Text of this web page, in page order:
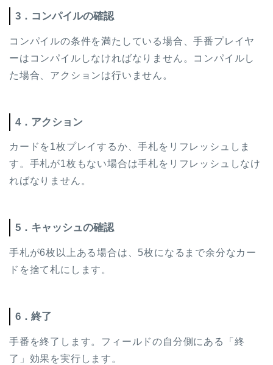
3．コンパイルの確認
コンパイルの条件を満たしている場合、手番プレイヤ
ーはコンパイルしなければなりません。コンパイルし
た場合、アクションは行いません。
4．アクション
カードを1枚プレイするか、手札をリフレッシュしま
す。手札が1枚もない場合は手札をリフレッシュしなけ
ればなりません。
5．キャッシュの確認
手札が6枚以上ある場合は、5枚になるまで余分なカー
ドを捨て札にします。
6．終了
手番を終了します。フィールドの自分側にある「終
了」効果を実行します。